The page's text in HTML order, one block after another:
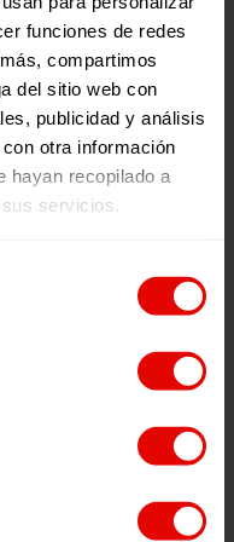
funciones de redes
compartimos
del sitio web con
publicidad y análisis
otra información
hayan recopilado a
servicios.
en nuestros proyectos
esencial de garantizar
profundamente
proceso vergonzoso,
una
discriminación
mental y los
prácticas